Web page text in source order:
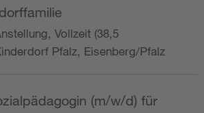
Vollzeit (38,5
Pfalz, Eisenberg/Pfalz
(m/w/d) für